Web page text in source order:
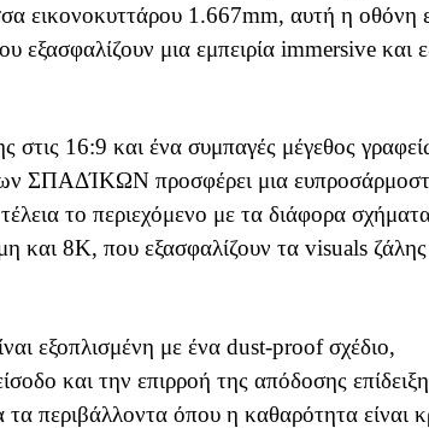
εικονοκυττάρου 1.667mm, αυτή η οθόνη
εξασφαλίζουν μια εμπειρία immersive και
στις 16:9 και ένα συμπαγές μέγεθος
ΣΠΑΔΊΚΩΝ προσφέρει μια
το περιεχόμενο με τα διάφορα
8K, που εξασφαλίζουν τα visuals ζάλης
εξοπλισμένη με ένα dust-proof σχέδιο,
και την επιρροή της απόδοσης
τα περιβάλλοντα όπου η καθαρότητα είναι